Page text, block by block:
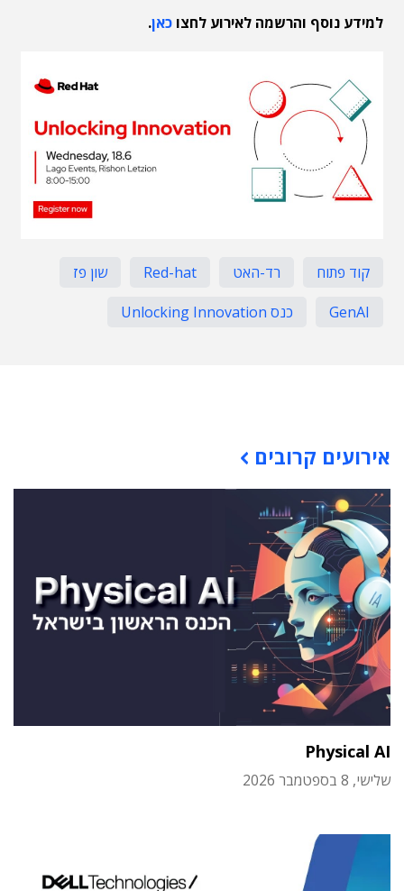
למידע נוסף והרשמה לאירוע לחצו כאן.
קוד פתוח רד-האט Red-hat
שון פז
GenAI
כנס Unlocking Innovation
אירועים קרובים
Physical AI
שלישי, 8 בספטמבר 2026